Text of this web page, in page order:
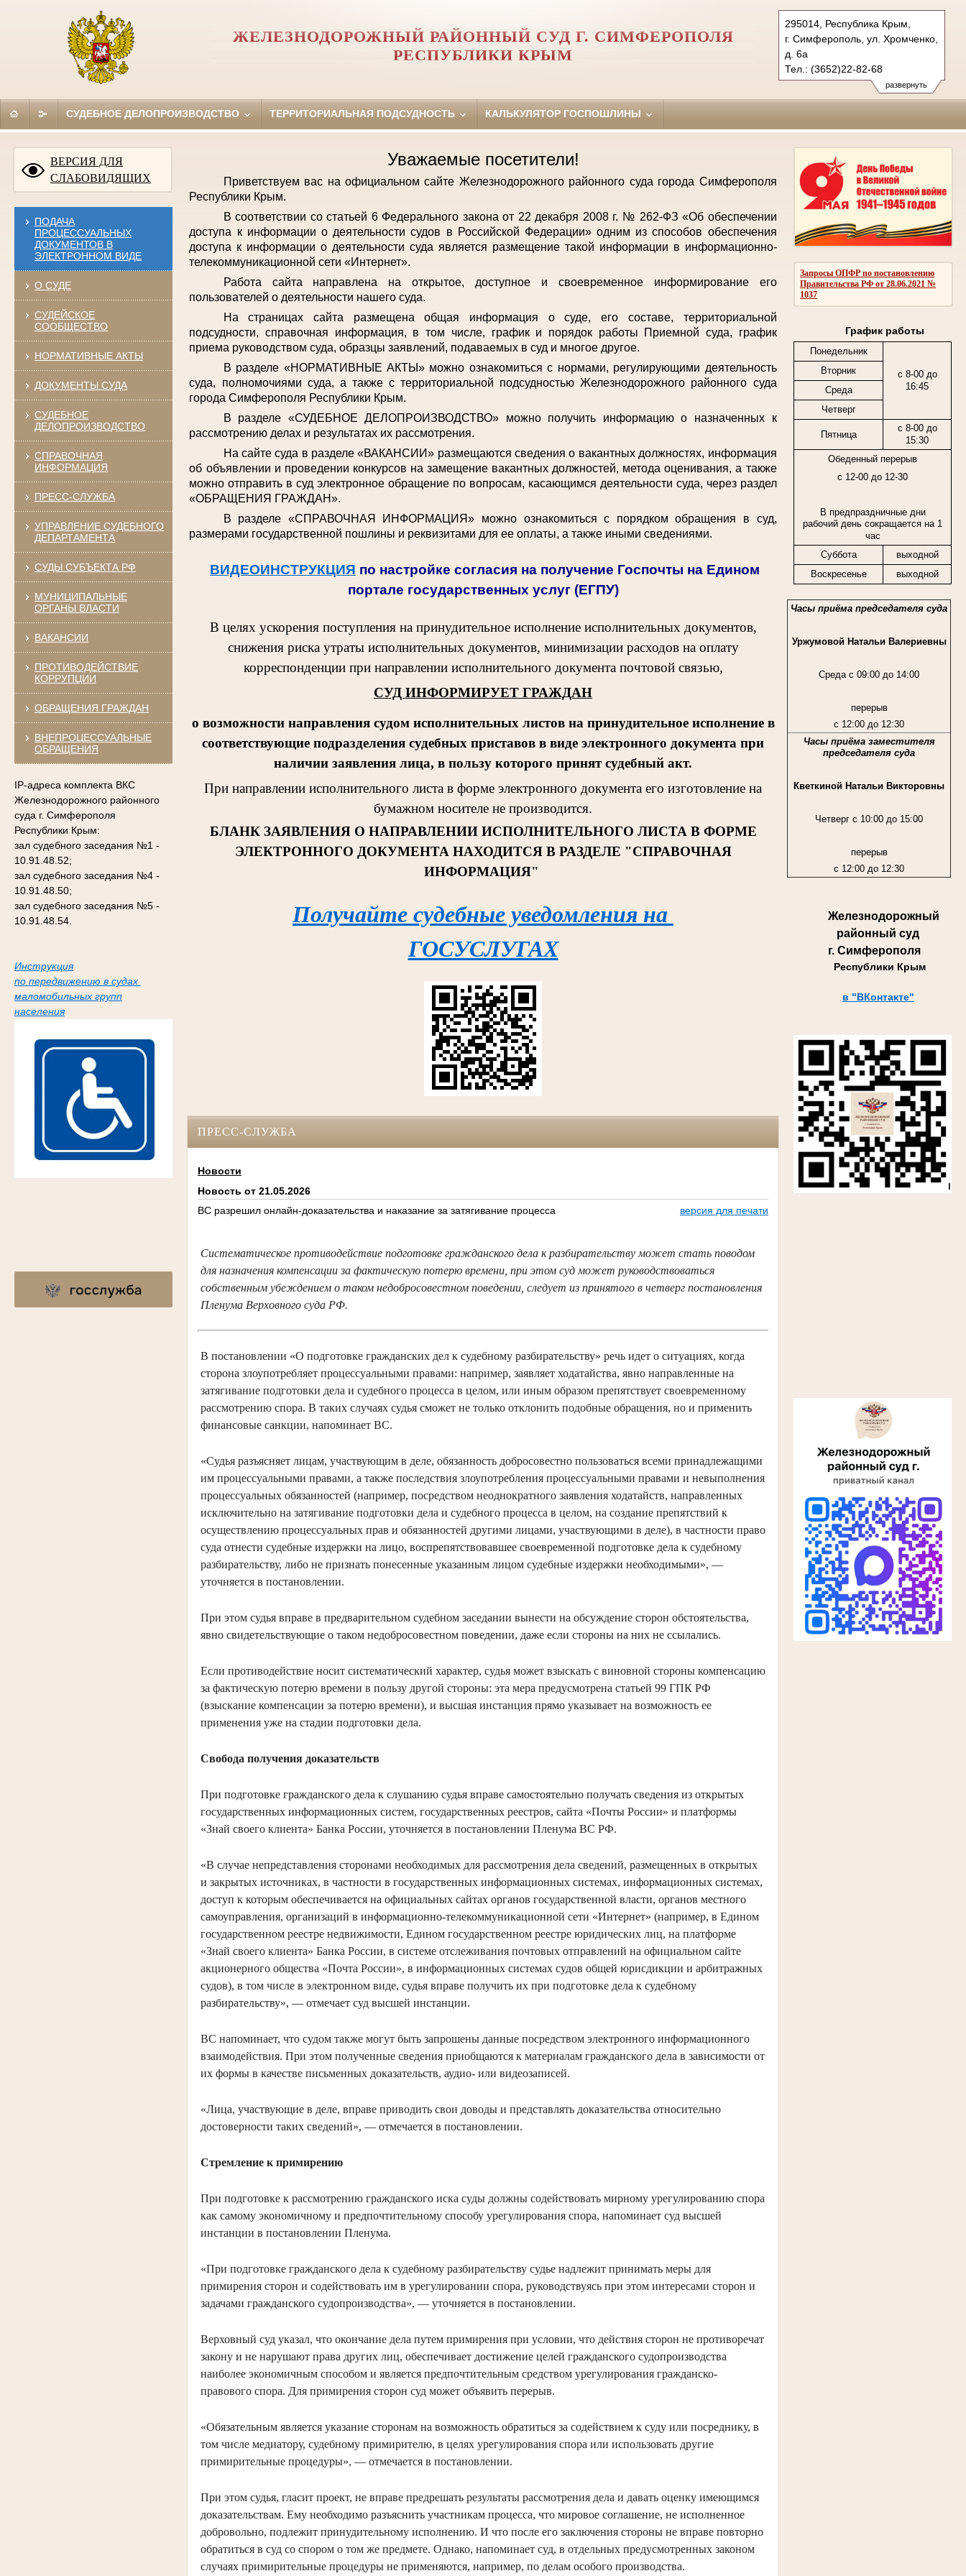
развернуть
295014, Республика Крым,
г. Симферополь, ул. Хромченко,
д. 6а
Тел.: (3652)22-82-68
zheleznodorozhniy.krm@sudrf.ru
ЖЕЛЕЗНОДОРОЖНЫЙ РАЙОННЫЙ СУД Г. СИМФЕРОПОЛЯ
РЕСПУБЛИКИ КРЫМ
СУДЕБНОЕ ДЕЛОПРОИЗВОДСТВО ТЕРРИТОРИАЛЬНАЯ ПОДСУДНОСТЬ КАЛЬКУЛЯТОР ГОСПОШЛИНЫ
ВЕРСИЯ ДЛЯ
СЛАБОВИДЯЩИХ
ПОДАЧА
ПРОЦЕССУАЛЬНЫХ
ДОКУМЕНТОВ В
ЭЛЕКТРОННОМ ВИДЕ
О СУДЕ
СУДЕЙСКОЕ
СООБЩЕСТВО
НОРМАТИВНЫЕ АКТЫ
ДОКУМЕНТЫ СУДА
СУДЕБНОЕ
ДЕЛОПРОИЗВОДСТВО
СПРАВОЧНАЯ
ИНФОРМАЦИЯ
ПРЕСС-СЛУЖБА
УПРАВЛЕНИЕ СУДЕБНОГО
ДЕПАРТАМЕНТА
СУДЫ СУБЪЕКТА РФ
МУНИЦИПАЛЬНЫЕ
ОРГАНЫ ВЛАСТИ
ВАКАНСИИ
ПРОТИВОДЕЙСТВИЕ
КОРРУПЦИИ
ОБРАЩЕНИЯ ГРАЖДАН
ВНЕПРОЦЕССУАЛЬНЫЕ
ОБРАЩЕНИЯ
IP-адреса комплекта ВКС
Железнодорожного районного
суда г. Симферополя
Республики Крым:
зал судебного заседания №1 -
10.91.48.52;
зал судебного заседания №4 -
10.91.48.50;
зал судебного заседания №5 -
10.91.48.54.
Инструкция
по передвижению в судах
маломобильных групп
населения
Запросы ОПФР по постановлению
Правительства РФ от 28.06.2021 №
1037
График работы
Понедельник
с 8-00 до
16:45
Вторник
Среда
Четверг
Пятница
с 8-00 до
15:30
Обеденный перерыв
с 12-00 до 12-30
В предпраздничные дни
рабочий день сокращается на 1
час
Суббота
выходной
Воскресенье
выходной
Часы приёма председателя суда
Уржумовой Натальи Валериевны
Среда с 09:00 до 14:00
перерыв
с 12:00 до 12:30
Часы приёма заместителя
председателя суда
Кветкиной Натальи Викторовны
Четверг с 10:00 до 15:00
перерыв
с 12:00 до 12:30
Железнодорожный
районный суд
г. Симферополя
Республики Крым
в "ВКонтакте"
Уважаемые посетители!
Приветствуем вас на официальном сайте Железнодорожного районного суда города Симферополя
Республики Крым.
В соответствии со статьей 6 Федерального закона от 22 декабря 2008 г. № 262-ФЗ «Об обеспечении
доступа к информации о деятельности судов в Российской Федерации» одним из способов обеспечения
доступа к информации о деятельности суда является размещение такой информации в информационно-
телекоммуникационной сети «Интернет».
Работа сайта направлена на открытое, доступное и своевременное информирование его
пользователей о деятельности нашего суда.
На страницах сайта размещена общая информация о суде, его составе, территориальной
подсудности, справочная информация, в том числе, график и порядок работы Приемной суда, график
приема руководством суда, образцы заявлений, подаваемых в суд и многое другое.
В разделе «НОРМАТИВНЫЕ АКТЫ» можно ознакомиться с нормами, регулирующими деятельность
суда, полномочиями суда, а также с территориальной подсудностью Железнодорожного районного суда
города Симферополя Республики Крым.
В разделе «СУДЕБНОЕ ДЕЛОПРОИЗВОДСТВО» можно получить информацию о назначенных к
рассмотрению делах и результатах их рассмотрения.
На сайте суда в разделе «ВАКАНСИИ» размещаются сведения о вакантных должностях, информация
об объявлении и проведении конкурсов на замещение вакантных должностей, метода оценивания, а также
можно отправить в суд электронное обращение по вопросам, касающимся деятельности суда, через раздел
«ОБРАЩЕНИЯ ГРАЖДАН».
В разделе «СПРАВОЧНАЯ ИНФОРМАЦИЯ» можно ознакомиться с порядком обращения в суд,
размерами государственной пошлины и реквизитами для ее оплаты, а также иными сведениями.
ВИДЕОИНСТРУКЦИЯ по настройке согласия на получение Госпочты на Едином
портале государственных услуг (ЕГПУ)
В целях ускорения поступления на принудительное исполнение исполнительных документов,
снижения риска утраты исполнительных документов, минимизации расходов на оплату
корреспонденции при направлении исполнительного документа почтовой связью,
СУД ИНФОРМИРУЕТ ГРАЖДАН
о возможности направления судом исполнительных листов на принудительное исполнение в
соответствующие подразделения судебных приставов в виде электронного документа при
наличии заявления лица, в пользу которого принят судебный акт.
При направлении исполнительного листа в форме электронного документа его изготовление на
бумажном носителе не производится.
БЛАНК ЗАЯВЛЕНИЯ О НАПРАВЛЕНИИ ИСПОЛНИТЕЛЬНОГО ЛИСТА В ФОРМЕ
ЭЛЕКТРОННОГО ДОКУМЕНТА НАХОДИТСЯ В РАЗДЕЛЕ "СПРАВОЧНАЯ
ИНФОРМАЦИЯ"
Получайте судебные уведомления на
ГОСУСЛУГАХ
ПРЕСС-СЛУЖБА
Новости
Новость от 21.05.2026
ВС разрешил онлайн-доказательства и наказание за затягивание процесса
версия для печати
Систематическое противодействие подготовке гражданского дела к разбирательству может стать поводом
для назначения компенсации за фактическую потерю времени, при этом суд может руководствоваться
собственным убеждением о таком недобросовестном поведении, следует из принятого в четверг постановления
Пленума Верховного суда РФ.
В постановлении «О подготовке гражданских дел к судебному разбирательству» речь идет о ситуациях, когда
сторона злоупотребляет процессуальными правами: например, заявляет ходатайства, явно направленные на
затягивание подготовки дела и судебного процесса в целом, или иным образом препятствует своевременному
рассмотрению спора. В таких случаях судья сможет не только отклонить подобные обращения, но и применить
финансовые санкции, напоминает ВС.
«Судья разъясняет лицам, участвующим в деле, обязанность добросовестно пользоваться всеми принадлежащими
им процессуальными правами, а также последствия злоупотребления процессуальными правами и невыполнения
процессуальных обязанностей (например, посредством неоднократного заявления ходатайств, направленных
исключительно на затягивание подготовки дела и судебного процесса в целом, на создание препятствий к
осуществлению процессуальных прав и обязанностей другими лицами, участвующими в деле), в частности право
суда отнести судебные издержки на лицо, воспрепятствовавшее своевременной подготовке дела к судебному
разбирательству, либо не признать понесенные указанным лицом судебные издержки необходимыми», —
уточняется в постановлении.
При этом судья вправе в предварительном судебном заседании вынести на обсуждение сторон обстоятельства,
явно свидетельствующие о таком недобросовестном поведении, даже если стороны на них не ссылались.
Если противодействие носит систематический характер, судья может взыскать с виновной стороны компенсацию
за фактическую потерю времени в пользу другой стороны: эта мера предусмотрена статьей 99 ГПК РФ
(взыскание компенсации за потерю времени), и высшая инстанция прямо указывает на возможность ее
применения уже на стадии подготовки дела.
Свобода получения доказательств
При подготовке гражданского дела к слушанию судья вправе самостоятельно получать сведения из открытых
государственных информационных систем, государственных реестров, сайта «Почты России» и платформы
«Знай своего клиента» Банка России, уточняется в постановлении Пленума ВС РФ.
«В случае непредставления сторонами необходимых для рассмотрения дела сведений, размещенных в открытых
и закрытых источниках, в частности в государственных информационных системах, информационных системах,
доступ к которым обеспечивается на официальных сайтах органов государственной власти, органов местного
самоуправления, организаций в информационно-телекоммуникационной сети «Интернет» (например, в Едином
государственном реестре недвижимости, Едином государственном реестре юридических лиц, на платформе
«Знай своего клиента» Банка России, в системе отслеживания почтовых отправлений на официальном сайте
акционерного общества «Почта России», в информационных системах судов общей юрисдикции и арбитражных
судов), в том числе в электронном виде, судья вправе получить их при подготовке дела к судебному
разбирательству», — отмечает суд высшей инстанции.
ВС напоминает, что судом также могут быть запрошены данные посредством электронного информационного
взаимодействия. При этом полученные сведения приобщаются к материалам гражданского дела в зависимости от
их формы в качестве письменных доказательств, аудио- или видеозаписей.
«Лица, участвующие в деле, вправе приводить свои доводы и представлять доказательства относительно
достоверности таких сведений», — отмечается в постановлении.
Стремление к примирению
При подготовке к рассмотрению гражданского иска суды должны содействовать мирному урегулированию спора
как самому экономичному и предпочтительному способу урегулирования спора, напоминает суд высшей
инстанции в постановлении Пленума.
«При подготовке гражданского дела к судебному разбирательству судье надлежит принимать меры для
примирения сторон и содействовать им в урегулировании спора, руководствуясь при этом интересами сторон и
задачами гражданского судопроизводства», — уточняется в постановлении.
Верховный суд указал, что окончание дела путем примирения при условии, что действия сторон не противоречат
закону и не нарушают права других лиц, обеспечивает достижение целей гражданского судопроизводства
наиболее экономичным способом и является предпочтительным средством урегулирования гражданско-
правового спора. Для примирения сторон суд может объявить перерыв.
«Обязательным является указание сторонам на возможность обратиться за содействием к суду или посреднику, в
том числе медиатору, судебному примирителю, в целях урегулирования спора или использовать другие
примирительные процедуры», — отмечается в постановлении.
При этом судья, гласит проект, не вправе предрешать результаты рассмотрения дела и давать оценку имеющимся
доказательствам. Ему необходимо разъяснить участникам процесса, что мировое соглашение, не исполненное
добровольно, подлежит принудительному исполнению. И что после его заключения стороны не вправе повторно
обратиться в суд со спором о том же предмете. Однако, напоминает суд, в отдельных предусмотренных законом
случаях примирительные процедуры не применяются, например, по делам особого производства.